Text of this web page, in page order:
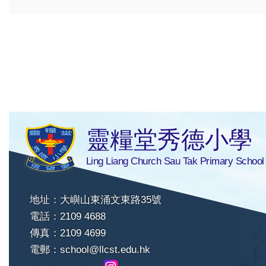
靈糧堂秀德小學
Ling Liang Church Sau Tak Primary School
地址：大嶼山東涌文東路35號
電話：2109 4688
傳真：2109 4699
電郵： school@llcst.edu.hk